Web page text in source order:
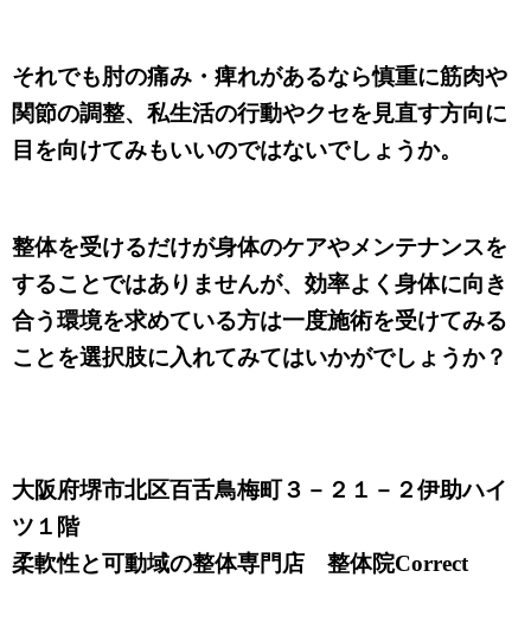
それでも肘の痛み・痺れがあるなら慎重に筋肉や
関節の調整、私生活の行動やクセを見直す方向に
目を向けてみもいいのではないでしょうか。
整体を受けるだけが身体のケアやメンテナンスを
することではありませんが、効率よく身体に向き
合う環境を求めている方は一度施術を受けてみる
ことを選択肢に入れてみてはいかがでしょうか？
大阪府堺市北区百舌鳥梅町３－２１－２伊助ハイ
ツ１階
柔軟性と可動域の整体専門店 整体院Correct